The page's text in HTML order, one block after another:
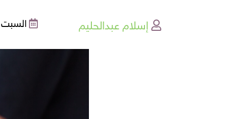
إسلام عبدالحليم السبت , 04-03-2023